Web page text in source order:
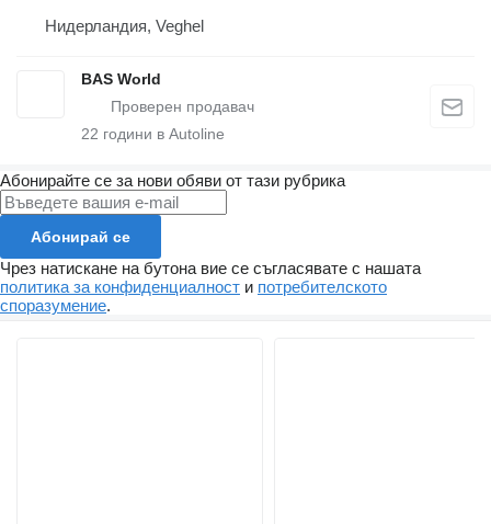
Нидерландия, Veghel
BAS World
22 години в Autoline
Абонирайте се за нови обяви от тази рубрика
Абонирай се
Чрез натискане на бутона вие се съгласявате с нашата
политика за конфиденциалност и потребителското
споразумение.